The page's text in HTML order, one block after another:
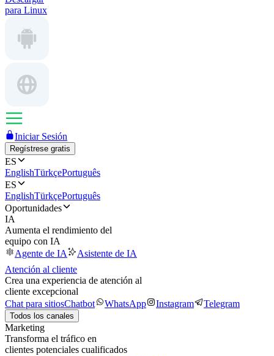
para Linux
Iniciar Sesión
Regístrese gratis
ES
EnglishTürkçePortuguês
ES
EnglishTürkçePortuguês
Oportunidades
IA
Aumenta el rendimiento del
equipo con IA
Agente de IA
Asistente de IA
Atención al cliente
Crea una experiencia de atención al
cliente excepcional
Chat para sitiosChatbot WhatsApp Instagram Telegram
Todos los canales
Marketing
Transforma el tráfico en
clientes potenciales cualificados